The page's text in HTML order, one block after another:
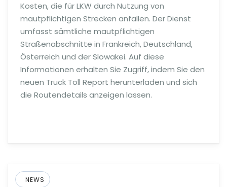
Kosten, die für LKW durch Nutzung von
mautpflichtigen Strecken anfallen. Der Dienst
umfasst sämtliche mautpflichtigen
Straßenabschnitte in Frankreich, Deutschland,
Österreich und der Slowakei. Auf diese
Informationen erhalten Sie Zugriff, indem Sie den
neuen Truck Toll Report herunterladen und sich
die Routendetails anzeigen lassen.
NEWS